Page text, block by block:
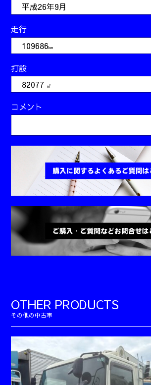
平成26年9月
走行
109686km
打設
82077
㎥
コメント
OTHER PRODUCTS